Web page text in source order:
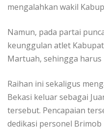
mengalahkan wakil
Namun, pada partai
keunggulan atlet
Martuah, sehingga harus
Raihan ini sekaligus
Bekasi keluar sebagai
tersebut. Pencapaian
dedikasi personel Brimob